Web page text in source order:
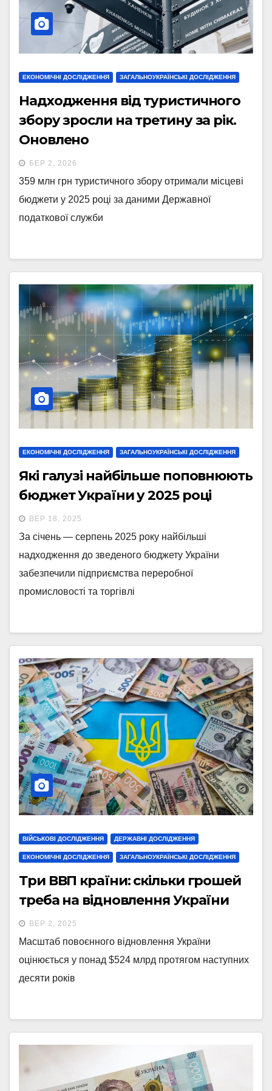
ЕКОНОМІЧНІ ДОСЛІДЖЕННЯ ЗАГАЛЬНОУКРАЇНСЬКІ ДОСЛІДЖЕННЯ
Надходження від туристичного
збору зросли на третину за рік.
Оновлено
БЕР 2, 2026
359 млн грн туристичного збору отримали місцеві
бюджети у 2025 році за даними Державної
податкової служби
ЕКОНОМІЧНІ ДОСЛІДЖЕННЯ ЗАГАЛЬНОУКРАЇНСЬКІ ДОСЛІДЖЕННЯ
Які галузі найбільше поповнюють
бюджет України у 2025 році
ВЕР 18, 2025
За січень — серпень 2025 року найбільші
надходження до зведеного бюджету України
забезпечили підприємства переробної
промисловості та торгівлі
ВІЙСЬКОВІ ДОСЛІДЖЕННЯ ДЕРЖАВНІ ДОСЛІДЖЕННЯ
ЕКОНОМІЧНІ ДОСЛІДЖЕННЯ ЗАГАЛЬНОУКРАЇНСЬКІ ДОСЛІДЖЕННЯ
Три ВВП країни: скільки грошей
треба на відновлення України
ВЕР 2, 2025
Масштаб повоєнного відновлення України
оцінюється у понад $524 млрд протягом наступних
десяти років